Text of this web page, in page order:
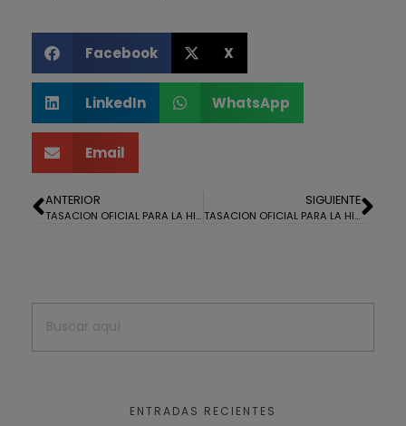
Facebook X
LinkedIn WhatsApp
Email
ANTERIOR
TASACION OFICIAL PARA LA HIPOTECA DE UN PISO EN ISLA CRISTINA
SIGUIENTE
TASACION OFICIAL PARA LA HIPOTECA DE UN LOCAL COMERCIAL EN EL CENTRO COMERCIAL DE ISLANTILLA
ENTRADAS RECIENTES